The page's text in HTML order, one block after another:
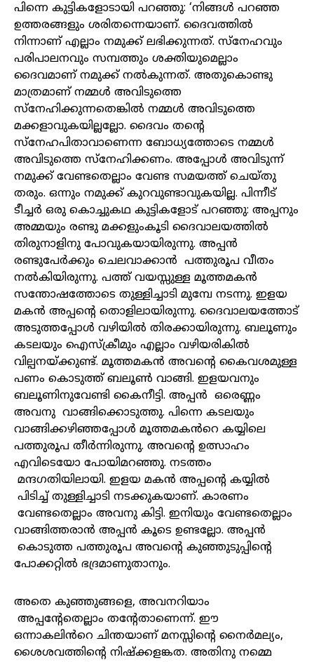
പിന്നെ കുട്ടികളോടായി പറഞ്ഞു: ‘നിങ്ങൾ പറഞ്ഞ
ഉത്തരങ്ങളും ശരിതന്നെയാണ്. ദൈവത്തിൽ
നിന്നാണ് എല്ലാം നമുക്ക് ലഭിക്കുന്നത്. സ്നേഹവും
പരിപാലനവും സമ്പത്തും ശക്തിയുമെല്ലാം
ദൈവമാണ് നമുക്ക് നൽകുന്നത്. അതുകൊണ്ടു
മാത്രമാണ് നമ്മൾ അവിടുത്തെ
സ്നേഹിക്കുന്നതെങ്കിൽ നമ്മൾ അവിടുത്തെ
മക്കളാവുകയില്ലല്ലോ. ദൈവം തൻ്റെ
സ്നേഹപിതാവാണെന്ന ബോധ്യത്തോടെ നമ്മൾ
അവിടുത്തെ സ്നേഹിക്കണം. അപ്പോൾ അവിടുന്ന്
നമുക്ക് വേണ്ടതെല്ലാം വേണ്ട സമയത്ത് ചെയ്തു
തരും. ഒന്നും നമുക്ക് കുറവുണ്ടാവുകയില്ല. പിന്നീട്
ടീച്ചർ ഒരു കൊച്ചുകഥ കുട്ടികളോട് പറഞ്ഞു: അപ്പനും
അമ്മയും രണ്ടു മക്കളുംകൂടി ദൈവാലയത്തിൽ
തിരുനാളിനു പോവുകയായിരുന്നു. അപ്പൻ
രണ്ടുപേർക്കും ചെലവാക്കാൻ പത്തുരൂപ വീതം
നൽകിയിരുന്നു. പത്ത് വയസ്സുള്ള മൂത്തമകൻ
സന്തോഷത്തോടെ തുള്ളിച്ചാടി മുമ്പേ നടന്നു. ഇളയ
മകൻ അപ്പന്റെ തൊളിലായിരുന്നു. ദൈവാലയത്തോട്
അടുത്തപ്പോൾ വഴിയിൽ തിരക്കായിരുന്നു. ബലൂണും
കടലയും ഐസ്ക്രീമും എല്ലാം വഴിയരികിൽ
വില്പനയ്ക്കുണ്ട്. മൂത്തമകൻ അവന്റെ കൈവശമുള്ള
പണം കൊടുത്ത് ബലൂൺ വാങ്ങി. ഇളയവനും
ബലൂണിനുവേണ്ടി കൈനീട്ടി. അപ്പൻ ഒരെണ്ണം
അവനു വാങ്ങിക്കൊടുത്തു. പിന്നെ കടലയും
വാങ്ങിക്കഴിഞ്ഞപ്പോൾ മൂത്തമകൻറെ കയ്യിലെ
പത്തുരൂപ തീർന്നിരുന്നു. അവന്റെ ഉത്സാഹം
എവിടെയോ പോയിമറഞ്ഞു. നടത്തം
മന്ദഗതിയിലായി. ഇളയ മകൻ അപ്പന്റെ കയ്യിൽ
പിടിച്ച് തുള്ളിച്ചാടി നടക്കുകയാണ്. കാരണം
വേണ്ടതെല്ലാം അവനു കിട്ടി. ഇനിയും വേണ്ടതെല്ലാം
വാങ്ങിത്തരാൻ അപ്പൻ കൂടെ ഉണ്ടല്ലോ. അപ്പൻ
കൊടുത്ത പത്തുരൂപ അവന്റെ കുഞ്ഞുടുപ്പിന്റെ
പോക്കറ്റിൽ ഭദ്രമാണുതാനും.
അതെ കുഞ്ഞുങ്ങളെ, അവനറിയാം
അപ്പന്റേതെല്ലാം തന്റേതാണെന്ന്. ഈ
ഒന്നാകലിൻറെ ചിന്തയാണ് മനസ്സിന്റെ നൈർമല്യം,
ശൈശവത്തിന്റെ നിഷ്ക്കളങ്കത. അതിനു നമ്മെ